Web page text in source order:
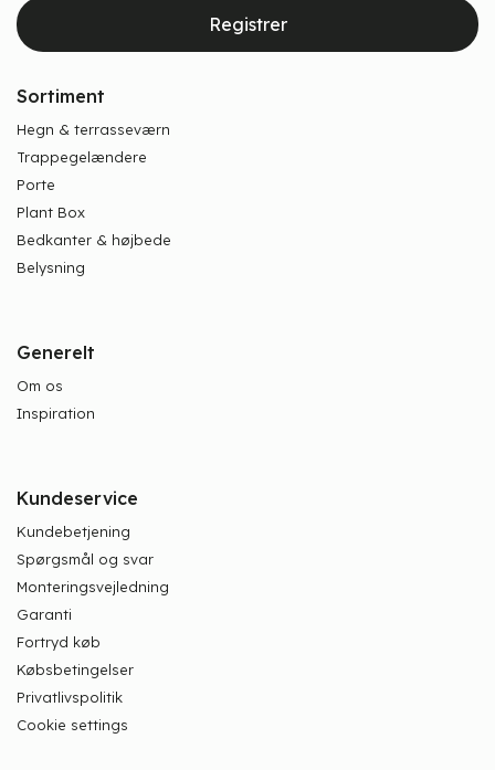
Registrer
Sortiment
Hegn & terrasseværn
Trappegelændere
Porte
Plant Box
Bedkanter & højbede
Belysning
Generelt
Om os
Inspiration
Kundeservice
Kundebetjening
Spørgsmål og svar
Monteringsvejledning
Garanti
Fortryd køb
Købsbetingelser
Privatlivspolitik
Cookie settings